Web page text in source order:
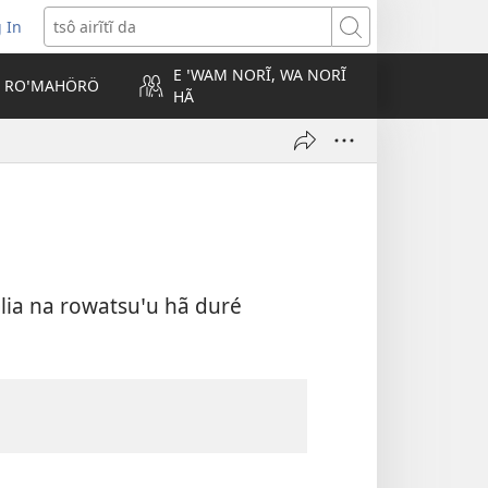
In
tsô
airĩtĩ
ROꞌMAHÖRÖ
E ꞌWAM NORĨ, WA NORĨ
HÃ
na rowatsuꞌu hã duré